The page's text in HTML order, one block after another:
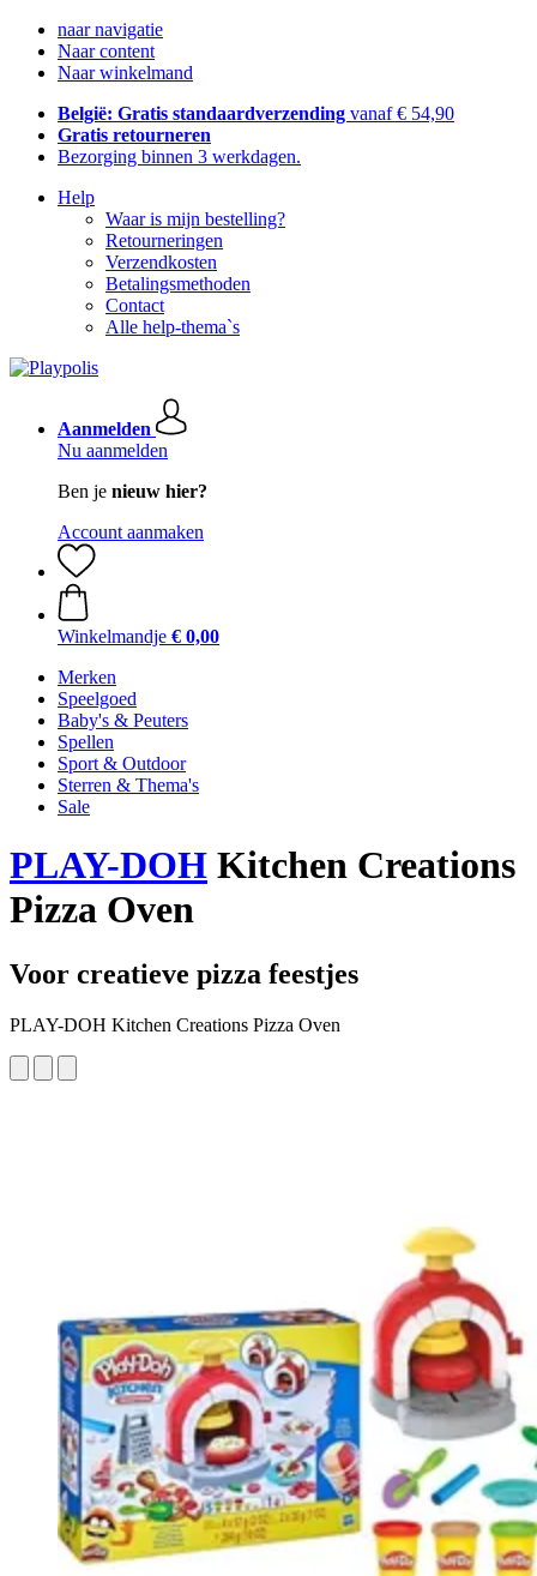
naar navigatie
Naar content
Naar winkelmand
België: Gratis standaardverzending vanaf € 54,90
Gratis retourneren
Bezorging binnen 3 werkdagen.
Help
Waar is mijn bestelling?
Retourneringen
Verzendkosten
Betalingsmethoden
Contact
Alle help-thema`s
Aanmelden
Nu aanmelden
Ben je nieuw hier?
Account aanmaken
Winkelmandje € 0,00
Merken
Speelgoed
Baby's & Peuters
Spellen
Sport & Outdoor
Sterren & Thema's
Sale
PLAY-DOH Kitchen Creations
Pizza Oven
Voor creatieve pizza feestjes
PLAY-DOH Kitchen Creations Pizza Oven